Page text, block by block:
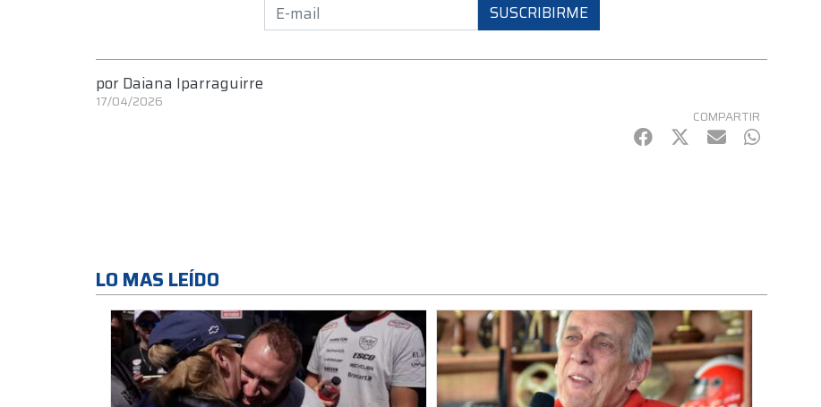
SUSCRIBIRME
por Daiana Iparraguirre
17/04/2026
COMPARTIR
Facebook
Twitter
mail WhatsApp
LO MAS LEÍDO